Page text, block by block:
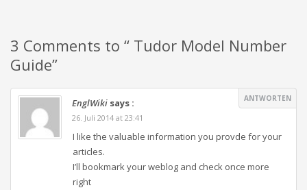
3 Comments to “ Tudor Model Number
Guide”
EnglWiki says : ANTWORTEN
26. Juli 2014 at 23:41
I like the valuable information you provde for your
articles.
I’ll bookmark your weblog and check once more
right